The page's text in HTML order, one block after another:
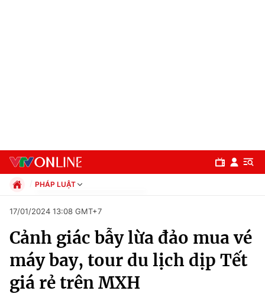
Chuyên mục
Chính trị
PHÁP LUẬT
Xã hội
Pháp luật
Kinh tế
Thể thao
Truyền hình
17/01/2024 13:08 GMT+7
Cảnh giác bẫy lừa đảo mua vé
máy bay, tour du lịch dịp Tết
giá rẻ trên MXH